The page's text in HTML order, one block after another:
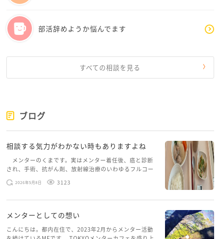
特に場を盛り上げようという気持ちもなく、
「こいつは仕事ができないな」と思われた方が
むしろ来年は誘われなくていいかもしれない
出席しなければならないやつと、頼まれた仕事だけを
事が。。。などと言って欠席しています。
下駄箱の掃除や行事の係とか人数必要系は参加してお
あと、行事の係はなるべく一人で行動できる役を選ぶ
ようにしています。
ゆうこさんの活動も、少し欠席できるといいのです
部活辞めようか悩んでます
すべての相談を見る
ブログ
相談する気力がわかない時もありますよね
メンターのくまです。実はメンター着任後、癌と診断
され、手術、抗がん剤、放射線治療のいわゆるフルコー
スを体験していて、しばらくメンターカフェに来られて
いませんでした。体力だけでなく、気力も落ちパソコン
2026年5月8日 3123
メンターとしての想い
こんにちは。都内在住で、2023年2月からメンター活動